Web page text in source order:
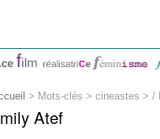
> Mots-clés > cineastes > /
Atef